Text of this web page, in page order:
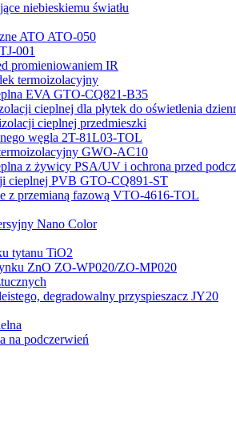
niebieskiemu światłu
ATO ATO-050
001
promieniowaniem IR
termoizolacyjny
EVA GTO-CQ821-B35
cieplnej dla płytek do oświetlenia
cieplnej przedmieszki
węgla 2T-81L03-TOL
GWO-AC10
z żywicy PSA/UV i ochrona przed
cieplnej PVB GTO-CQ891-ST
z przemianą fazową VTO-4616-TOL
Nano Color
tytanu TiO2
ZnO ZO-WP020/ZO-MP020
degradowalny przyspieszacz JY20
na podczerwień